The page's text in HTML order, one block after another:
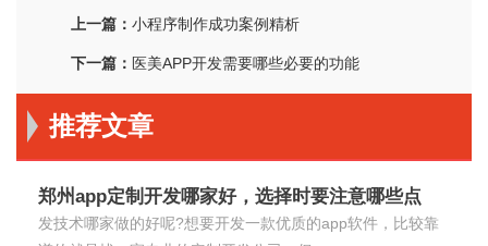
上一篇： 小程序制作成功案例精析
下一篇： 医美APP开发需要哪些必要的功能
推荐文章
郑州app定制开发哪家好，选择时要注意哪些点
发技术哪家做的好呢?想要开发一款优质的app软件，比较靠